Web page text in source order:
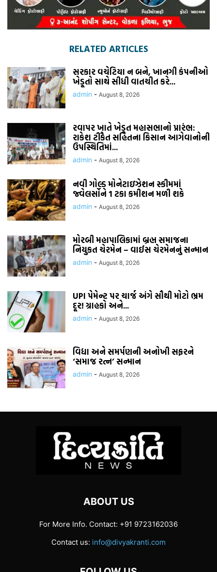
RELATED ARTICLES
સરકાર વચેટિયા ન બને, ખાનગી કંપનીઓ
ખેડૂતો સાથે સીધી વાતચીત કરે...
admin - August 8, 2026
રવાપર ખાતે ખેડૂત મહાસભાનો પ્રારંભ:
રાકેશ ટીકૈત સહિતના કિસાન આગેવાનોની
ઉપસ્થિતિમાં...
admin - August 8, 2026
નવી ગોલ્ડ મોનેટાઇઝેશન સ્કીમમાં
જ્વેલર્સોને 1 ટકા કમીશન મળી શકે
admin - August 8, 2026
મોરબી મહાપાલિકામાં બ્રહ્મ સમાજના
નિયુકત ચેરમેન – વાઈસ ચેરમેનનું સન્માન
admin - August 8, 2026
UPI પેમેન્ટ પર ચાર્જ અંગે સૌથી મોટો ભ્રમ
દૂર! ગ્રાહકો અને...
admin - August 8, 2026
વિદ્યા અને સમર્પણની અનોખી સફરને
‘સમાજ રત્ન’ સન્માન
admin - August 8, 2026
ABOUT US
For More Info. Contact: +91 9723162036
Contact us: info@divyakranti.com